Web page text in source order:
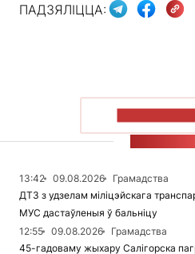
ПАДЗЯЛІЦЦА:
13:42 09.08.2026
Грамадства
ДТЗ з удзелам міліцэйскага
МУС дастаўленыя ў бальніцу
12:55
09.08.2026
Грамадства
45-гадоваму жыхару Салігорска